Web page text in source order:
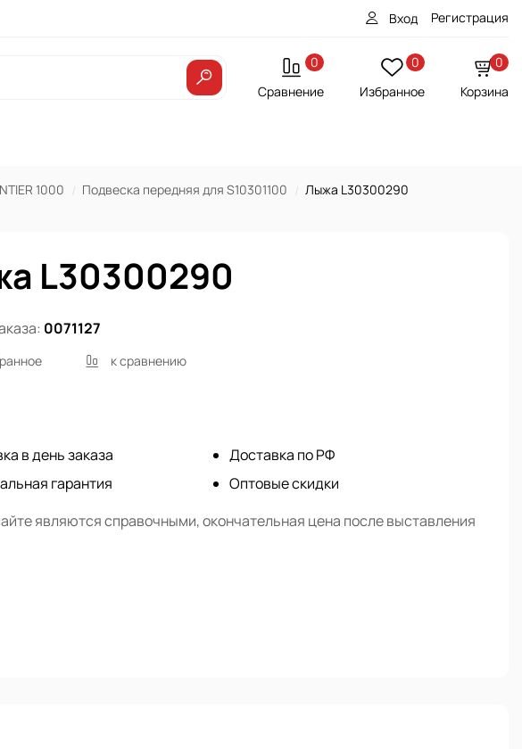
Вход Регистрация
0
Сравнение
0
Избранное
0
Корзина
1000 Подвеска передняя для S10301100 Лыжа L30300290
L30300290
0071127
к сравнению
в день заказа
гарантия
Доставка по РФ
Оптовые скидки
являются справочными, окончательная цена после выставления